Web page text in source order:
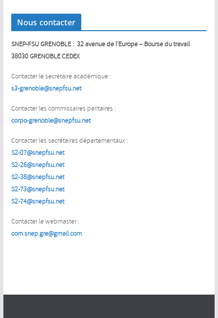
Nous contacter
SNEP-FSU GRENOBLE : 32 avenue de l’Europe – Bourse du travail
38030 GRENOBLE CEDEX
Contacter le secrétaire académique :
s3-grenoble@snepfsu.net
Contacter les commissaires paritaires :
corpo-grenoble@snepfsu.net
Contacter les secrétaires départementaux :
S2-07@snepfsu.net
S2-26@snepfsu.net
S2-38@snepfsu.net
S2-73@snepfsu.net
S2-74@snepfsu.net
Contacter le webmaster :
com.snep.gre@gmail.com